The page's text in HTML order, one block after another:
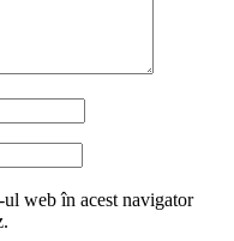
web în acest navigator